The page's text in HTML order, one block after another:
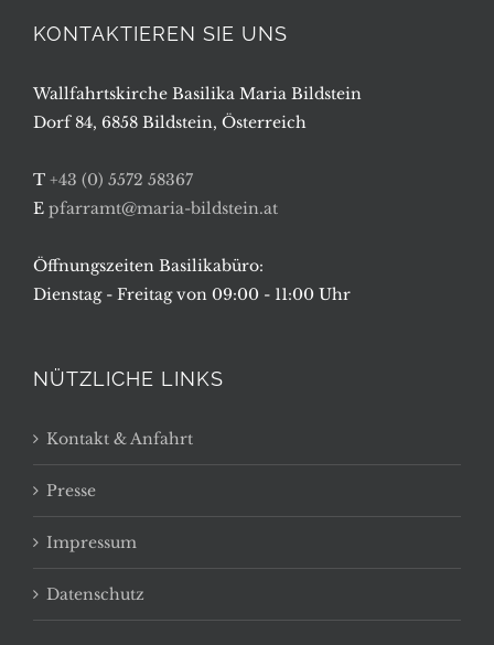
KONTAKTIEREN SIE UNS
Wallfahrtskirche Basilika Maria Bildstein
Dorf 84, 6858 Bildstein, Österreich
T +43 (0) 5572 58367
E pfarramt@maria-bildstein.at
Öffnungszeiten Basilikabüro:
Dienstag - Freitag von 09:00 - 11:00 Uhr
NÜTZLICHE LINKS
Kontakt & Anfahrt
Presse
Impressum
Datenschutz